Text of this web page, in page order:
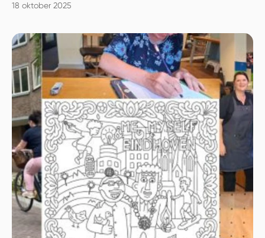
18 oktober 2025